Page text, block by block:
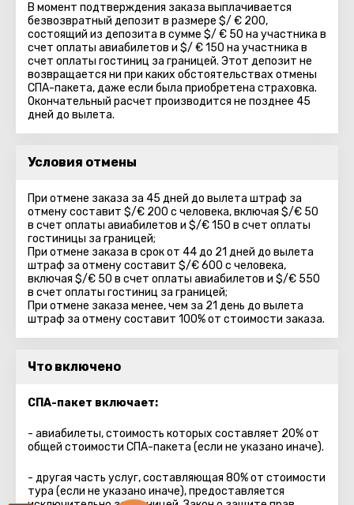
В момент подтверждения заказа выплачивается
безвозвратный депозит в размере $/ € 200,
состоящий из депозита в сумме $/ € 50 на участника в
счет оплаты авиабилетов и $/ € 150 на участника в
счет оплаты гостиниц за границей. Этот депозит не
возвращается ни при каких обстоятельствах отмены
СПА-пакета, даже если была приобретена страховка.
Окончательный расчет производится не позднее 45
дней до вылета.
Условия отмены
При отмене заказа за 45 дней до вылета штраф за
отмену составит $/€ 200 с человека, включая $/€ 50
в счет оплаты авиабилетов и $/€ 150 в счет оплаты
гостиницы за границей;
При отмене заказа в срок от 44 до 21 дней до вылета
штраф за отмену составит $/€ 600 с человека,
включая $/€ 50 в счет оплаты авиабилетов и $/€ 550
в счет оплаты гостиниц за границей;
При отмене заказа менее, чем за 21 день до вылета
штраф за отмену составит 100% от стоимости заказа.
Что включено
СПА-пакет включает:
- авиабилеты, стоимость которых составляет 20% от
общей стоимости СПА-пакета (если не указано иначе).
- другая часть услуг, составляющая 80% от стоимости
тура (если не указано иначе), предоставляется